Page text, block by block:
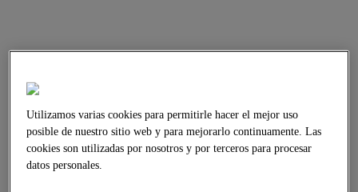
Utilizamos varias cookies para permitirle hacer el mejor uso
posible de nuestro sitio web y para mejorarlo continuamente. Las
cookies son utilizadas por nosotros y por terceros para procesar
datos personales.